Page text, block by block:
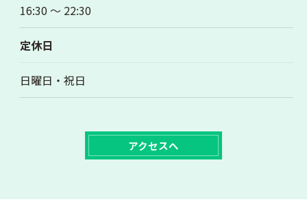
16:30 〜 22:30
定休日
日曜日・祝日
アクセスへ